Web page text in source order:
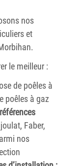
nos
et
le meilleur :
de poêles à
poêles à gaz
Faber,
nos